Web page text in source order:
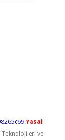
Yasal
Teknolojileri ve